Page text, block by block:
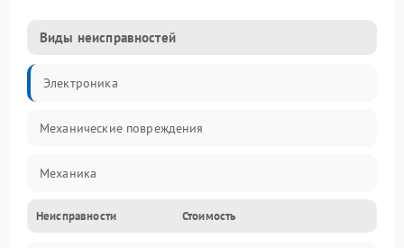
Виды неисправностей
Электроника
Механические повреждения
Механика
Управление
Неисправности Стоимость